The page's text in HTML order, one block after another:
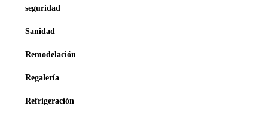
seguridad
Sanidad
Remodelación
Regalería
Refrigeración